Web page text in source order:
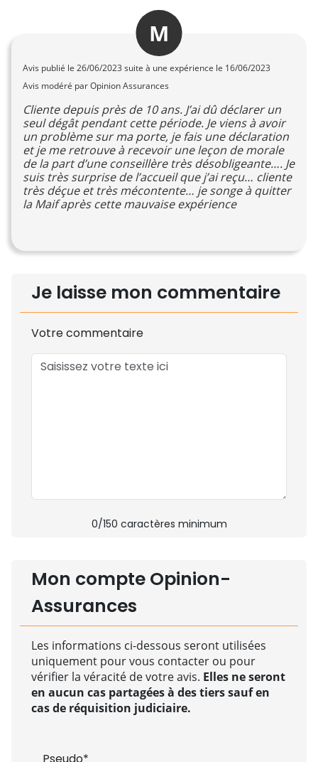
M
Avis publié le 26/06/2023 suite à une expérience le 16/06/2023
Avis modéré par Opinion Assurances
Cliente depuis près de 10 ans. J’ai dû déclarer un
seul dégât pendant cette période. Je viens à avoir
un problème sur ma porte, je fais une déclaration
et je me retrouve à recevoir une leçon de morale
de la part d’une conseillère très désobligeante…. Je
suis très surprise de l’accueil que j’ai reçu… cliente
très déçue et très mécontente… je songe à quitter
la Maif après cette mauvaise expérience
Je laisse mon commentaire
Votre commentaire
0/150 caractères minimum
Mon compte Opinion-
Assurances
Les informations ci-dessous seront utilisées
uniquement pour vous contacter ou pour
vérifier la véracité de votre avis. Elles ne seront
en aucun cas partagées à des tiers sauf en
cas de réquisition judiciaire.